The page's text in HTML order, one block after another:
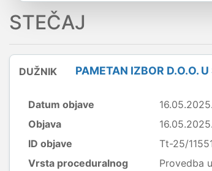
STEČAJ
DUŽNIK PAMETAN IZBOR D.O.O.
Datum objave
16.05.2025.
Objava
16.05.2025.
ID objave
Tt-25/
Vrsta proceduralnog
Provedba